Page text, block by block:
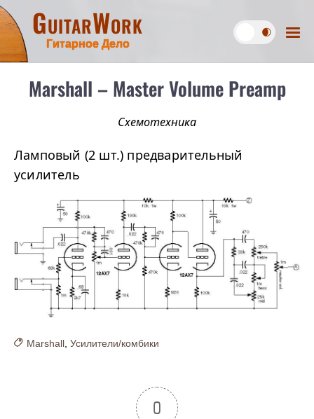
GuitarWork
Гитарное Дело
Marshall – Master Volume Preamp
Схемотехника
Ламповый (2 шт.) предварительный
усилитель
Marshall Усилители/комбики
0